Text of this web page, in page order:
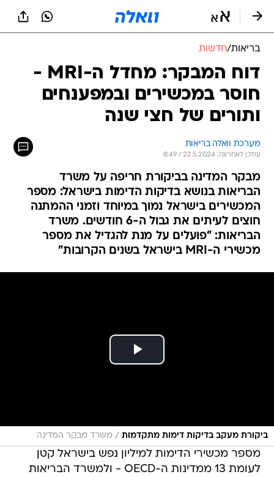
בריאות/חדשות
דוח המבקר: מחדל ה-MRI -
חוסר במכשירים ובמפענחים
ותורים של חצי שנה
מערכת וואלה בריאות
עודכן לאחרונה: 22.5.2024 / 8:49
מבקר המדינה בביקורת חריפה על משרד
הבריאות בנושא בדיקות הדימות בישראל: מספר
המכשירים בישראל נמוך במיוחד וזמני ההמתנה
חוצים לעיתים את גבול ה-6 חודשים. משרד
הבריאות: "פועלים על מנת להגדיל את מספר
מכשירי ה-MRI בישראל בשנים הקרובות"
ביקורת מעקב בדיקות דימות מתקדמות / משרד מבקר המדינה
מספר מכשירי הדימות למיליון נפש בישראל קטן
לעומת 13 ממדינות ה-OECD - ולמשרד הבריאות